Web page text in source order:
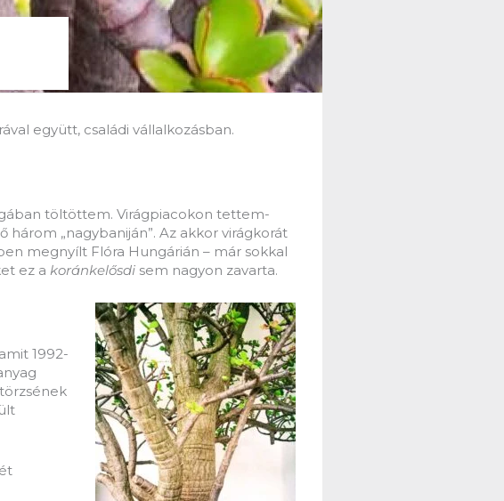
együtt, családi vállalkozásban.
töltöttem. Virágpiacokon tettem-
„nagybaniján”. Az akkor virágkorát
megnyílt Flóra Hungárián – már sokkal
ez a koránkelősdi sem nagyon zavarta.
1992-